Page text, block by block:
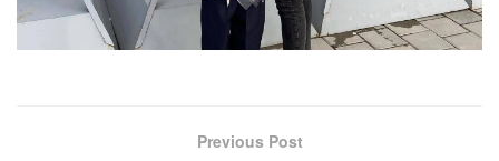
Previous Post